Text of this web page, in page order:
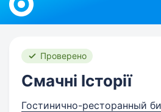
Проверено
Смачні Історії
Гостинично-ресторанный